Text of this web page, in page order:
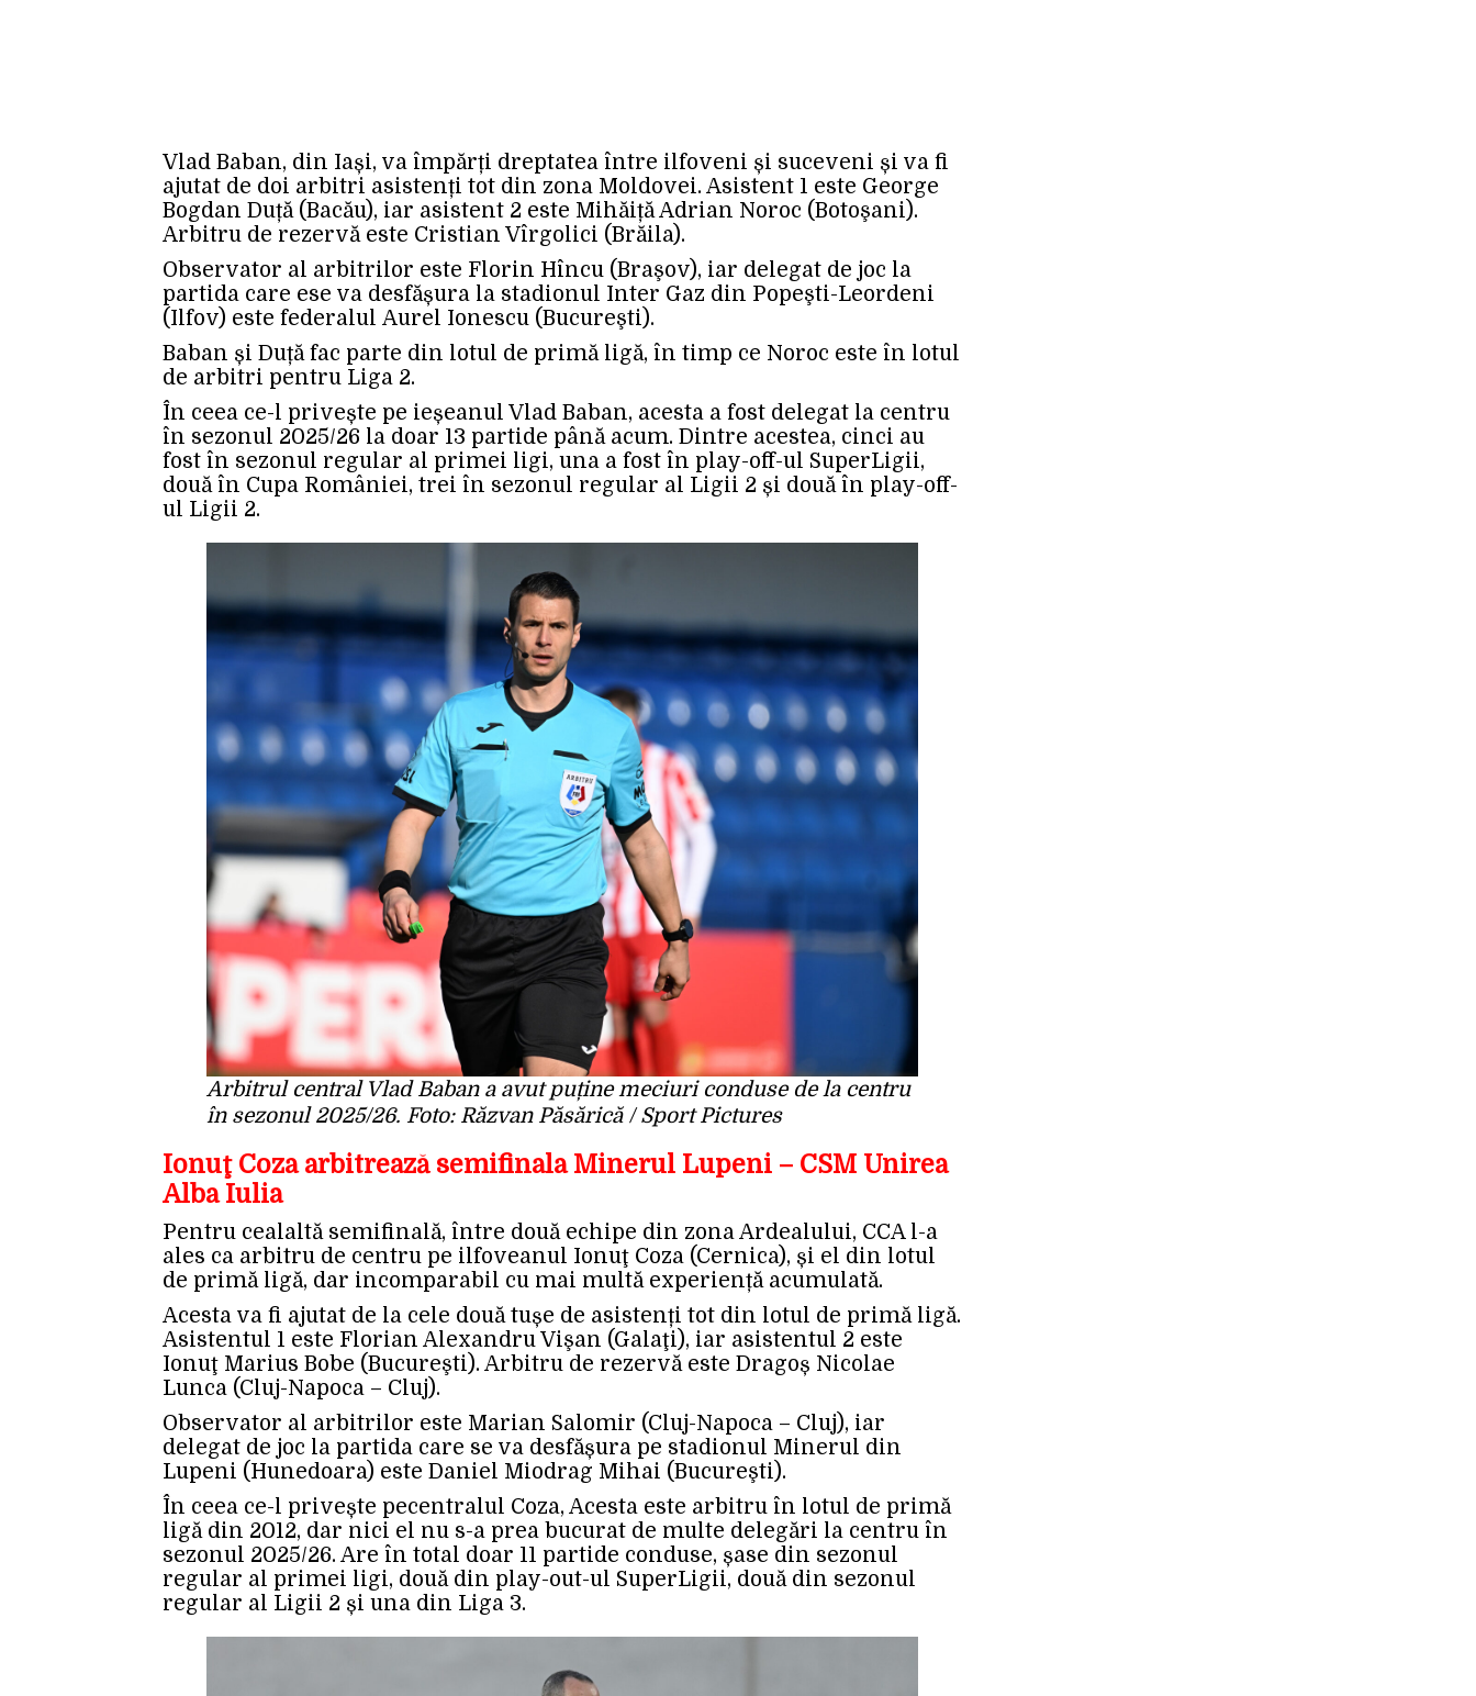
Vlad Baban, din Iași, va împărți dreptatea între ilfoveni și suceveni și va fi
ajutat de doi arbitri asistenți tot din zona Moldovei. Asistent 1 este George
Bogdan Duță (Bacău), iar asistent 2 este Mihăiță Adrian Noroc (Botoşani).
Arbitru de rezervă este Cristian Vîrgolici (Brăila).
Observator al arbitrilor este Florin Hîncu (Braşov), iar delegat de joc la
partida care ese va desfășura la stadionul Inter Gaz din Popeşti-Leordeni
(Ilfov) este federalul Aurel Ionescu (Bucureşti).
Baban și Duță fac parte din lotul de primă ligă, în timp ce Noroc este în lotul
de arbitri pentru Liga 2.
În ceea ce-l privește pe ieșeanul Vlad Baban, acesta a fost delegat la centru
în sezonul 2025/26 la doar 13 partide până acum. Dintre acestea, cinci au
fost în sezonul regular al primei ligi, una a fost în play-off-ul SuperLigii,
două în Cupa României, trei în sezonul regular al Ligii 2 și două în play-off-
ul Ligii 2.
Arbitrul central Vlad Baban a avut puține meciuri conduse de la centru
în sezonul 2025/26. Foto: Răzvan Păsărică / Sport Pictures
Ionuţ Coza arbitrează semifinala Minerul Lupeni – CSM Unirea
Alba Iulia
Pentru cealaltă semifinală, între două echipe din zona Ardealului, CCA l-a
ales ca arbitru de centru pe ilfoveanul Ionuţ Coza (Cernica), și el din lotul
de primă ligă, dar incomparabil cu mai multă experiență acumulată.
Acesta va fi ajutat de la cele două tușe de asistenți tot din lotul de primă ligă.
Asistentul 1 este Florian Alexandru Vişan (Galaţi), iar asistentul 2 este
Ionuţ Marius Bobe (Bucureşti). Arbitru de rezervă este Dragoș Nicolae
Lunca (Cluj-Napoca – Cluj).
Observator al arbitrilor este Marian Salomir (Cluj-Napoca – Cluj), iar
delegat de joc la partida care se va desfășura pe stadionul Minerul din
Lupeni (Hunedoara) este Daniel Miodrag Mihai (Bucureşti).
În ceea ce-l privește pecentralul Coza, Acesta este arbitru în lotul de primă
ligă din 2012, dar nici el nu s-a prea bucurat de multe delegări la centru în
sezonul 2025/26. Are în total doar 11 partide conduse, șase din sezonul
regular al primei ligi, două din play-out-ul SuperLigii, două din sezonul
regular al Ligii 2 și una din Liga 3.